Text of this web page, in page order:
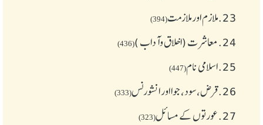
23. ملازم اور ملازمت(394)
24. معاشرت (اخلاق وآداب )(436)
25. اسلامی نام(447)
26. قرض،سود، جوا اور انشورنس(333)
27. عورتوں کے مسائل(323)